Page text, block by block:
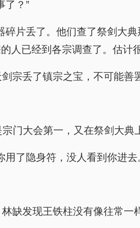
了？”
碎片丢了。他们查了祭剑大
人已经到各宗调查了。估计
宗丢了镇宗之宝，不可能善
门大会第一，又在祭剑大
了隐身符，没人看到你进
缺发现王铁柱没有像往常